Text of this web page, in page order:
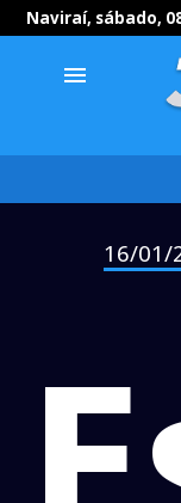
Naviraí, sábado,
menu
16/01/